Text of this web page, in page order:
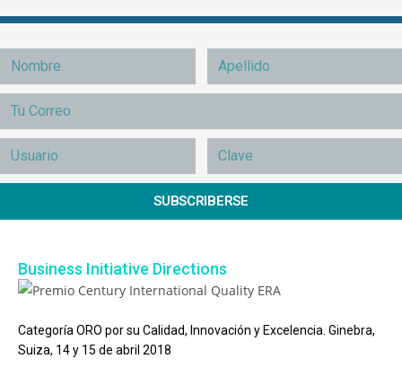
SUBSCRIBERSE
Business Initiative Directions
Categoría ORO por su Calidad, Innovación y Excelencia. Ginebra,
Suiza, 14 y 15 de abril 2018